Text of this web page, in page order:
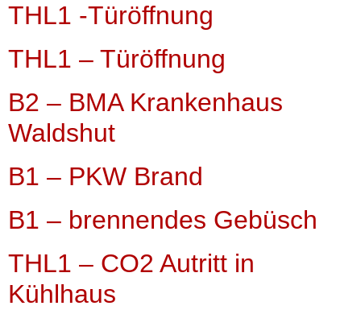
THL1 -Türöffnung
THL1 – Türöffnung
B2 – BMA Krankenhaus
Waldshut
B1 – PKW Brand
B1 – brennendes Gebüsch
THL1 – CO2 Autritt in
Kühlhaus